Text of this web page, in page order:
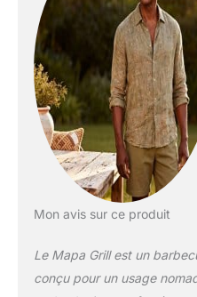
Mon avis sur ce produit
Le Mapa Grill est un
conçu pour un usage